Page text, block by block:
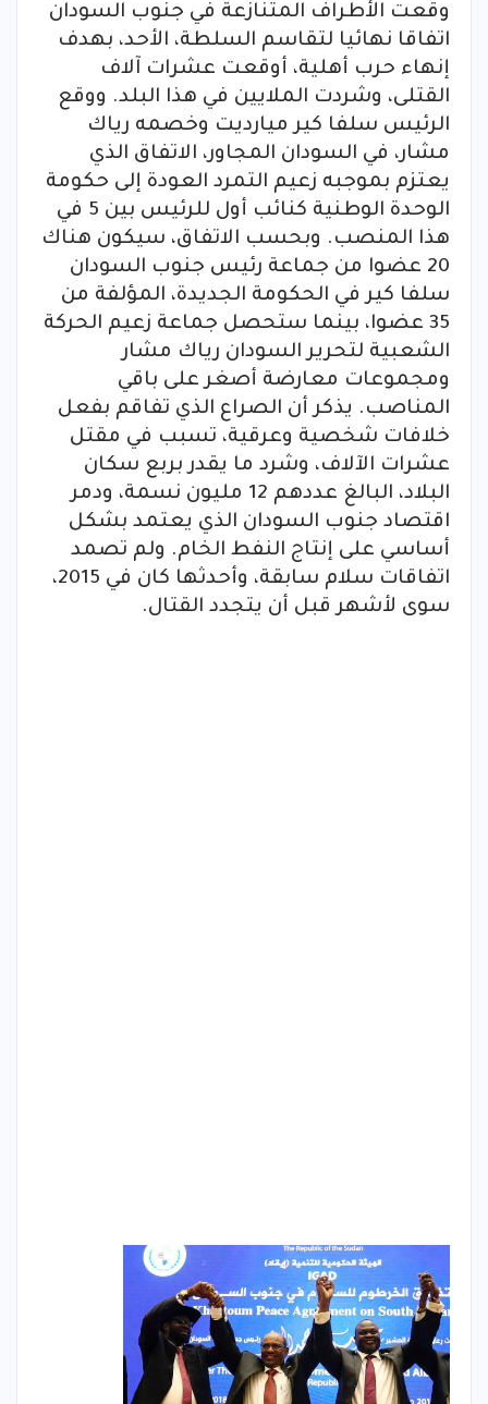
وقعت الأطراف المتنازعة في جنوب السودان
اتفاقا نهائيا لتقاسم السلطة، الأحد، بهدف
إنهاء حرب أهلية، أوقعت عشرات آلاف
القتلى، وشردت الملايين في هذا البلد. ووقع
الرئيس سلفا كير ميارديت وخصمه رياك
مشار، في السودان المجاور، الاتفاق الذي
يعتزم بموجبه زعيم التمرد العودة إلى حكومة
الوحدة الوطنية كنائب أول للرئيس بين 5 في
هذا المنصب. وبحسب الاتفاق، سيكون هناك
20 عضوا من جماعة رئيس جنوب السودان
سلفا كير في الحكومة الجديدة، المؤلفة من
35 عضوا، بينما ستحصل جماعة زعيم الحركة
الشعبية لتحرير السودان رياك مشار
ومجموعات معارضة أصغر على باقي
المناصب. يذكر أن الصراع الذي تفاقم بفعل
خلافات شخصية وعرقية، تسبب في مقتل
عشرات الآلاف، وشرد ما يقدر بربع سكان
البلاد، البالغ عددهم 12 مليون نسمة، ودمر
اقتصاد جنوب السودان الذي يعتمد بشكل
أساسي على إنتاج النفط الخام. ولم تصمد
اتفاقات سلام سابقة، وأحدثها كان في 2015،
سوى لأشهر قبل أن يتجدد القتال.